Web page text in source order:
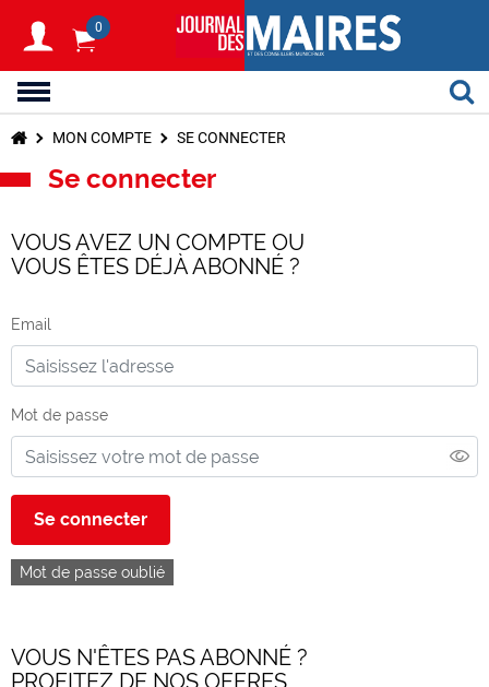
0
MON COMPTE SE CONNECTER
Se connecter
VOUS AVEZ UN COMPTE OU
VOUS ÊTES DÉJÀ ABONNÉ ?
Email
Mot de passe
Se connecter
Mot de passe oublié
VOUS N'ÊTES PAS ABONNÉ ?